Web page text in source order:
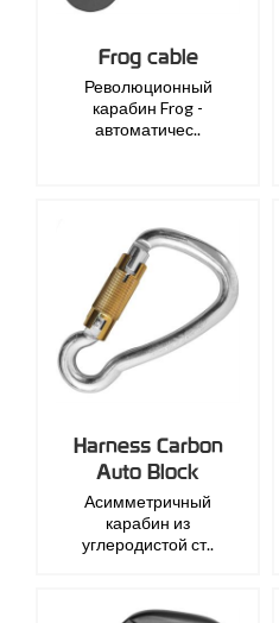
Frog cable
Революционный
карабин Frog -
автоматичес..
Harness Carbon
Auto Block
Асимметричный
карабин из
углеродистой ст..